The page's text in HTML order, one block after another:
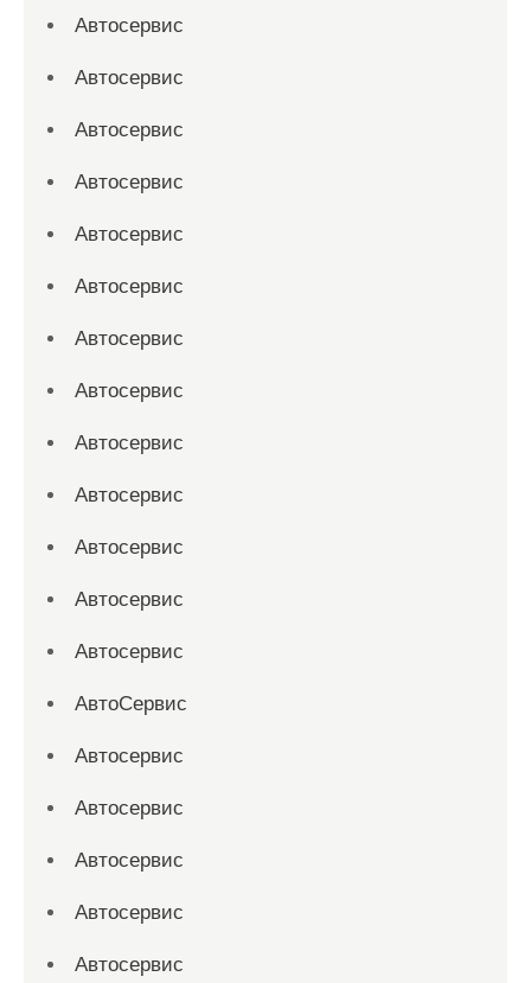
Автосервис
Автосервис
Автосервис
Автосервис
Автосервис
Автосервис
Автосервис
Автосервис
Автосервис
Автосервис
Автосервис
Автосервис
Автосервис
АвтоСервис
Автосервис
Автосервис
Автосервис
Автосервис
Автосервис